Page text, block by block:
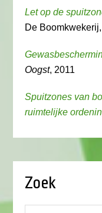
Let op de
De
Oogst, 2011
Spuitzones van
ruimtelijke
Zoek